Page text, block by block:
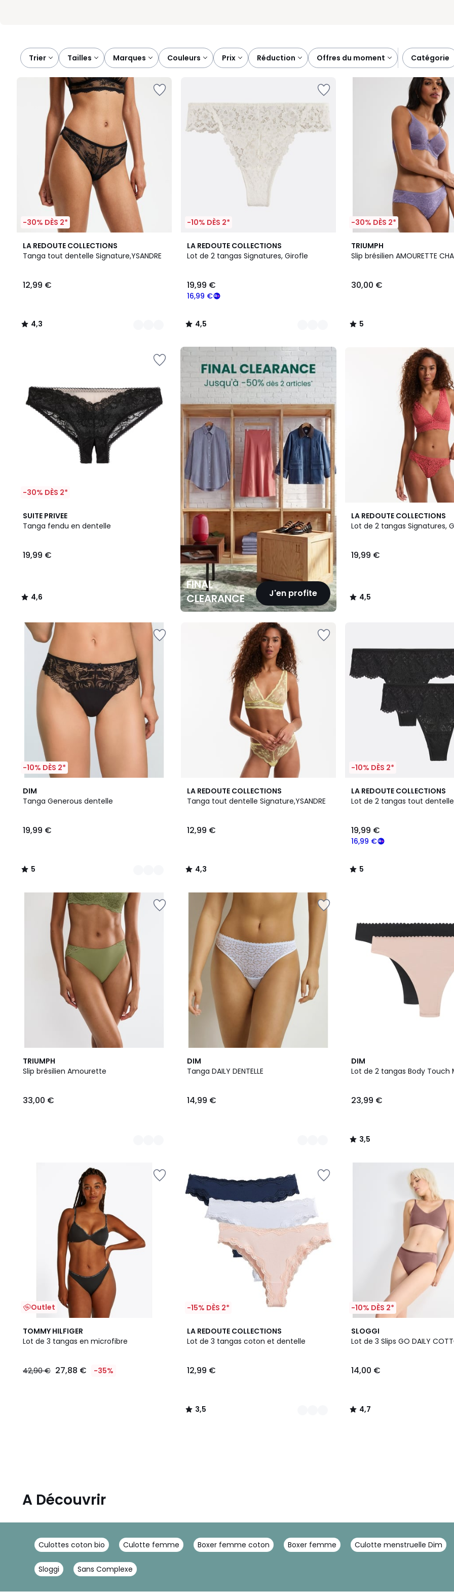
Trier
tailles marques couleurs prix réduction offres du moment catégorie
-30% DÈS 2*
LA REDOUTE COLLECTIONS
Tanga tout dentelle Signature,YSANDRE
€.
12,99 €
4,3
/ 5
3
Couleurs
4,3
/
-10% DÈS 2*
LA REDOUTE COLLECTIONS
Lot de 2 tangas Signatures, Girofle
16,99 €
19,99 €
4,5
/ 5
2
Couleurs
4,5
/
-30% DÈS 2*
TRIUMPH
Slip brésilien AMOURETTE
30,00 €
5
/
5
/
-30% DÈS 2*
SUITE PRIVEE
Tanga fendu en dentelle
19,99 €
4,6
/ 5
4,6
/
FINAL
CLEARANCE
J'en profite
FINAL
CLEARANCE
LA REDOUTE COLLECTIONS
Lot de 2 tangas Signatures,
19,99 €
4,5
/ 5
4,5
/
-10% DÈS 2*
DIM
Tanga Generous dentelle
19,99 €
5
/
3
Couleurs
5
/
LA REDOUTE COLLECTIONS
Tanga tout dentelle Signature,YSANDRE
12,99 €
4,3
/ 5
4,3
/
-10% DÈS 2*
LA REDOUTE COLLECTIONS
Lot de 2 tangas tout
16,99 €
19,99 €
5
/
3
Couleurs
5
/
TRIUMPH
Slip brésilien Amourette
33,00 €
2
Couleurs
DIM
Tanga DAILY DENTELLE
14,99 €
2
Couleurs
DIM
Lot de 2 tangas Body Touch
23,99 €
3,5
/ 5
3,5
/
Outlet
TOMMY HILFIGER
Lot de 3 tangas en microfibre
42,90 € 27,88 € -35%
-15% DÈS 2*
LA REDOUTE COLLECTIONS
Lot de 3 tangas coton et dentelle
12,99 €
3,5
/ 5
2
Couleurs
3,5
/
-10% DÈS 2*
SLOGGI
Lot de 3 Slips GO DAILY
14,00 €
4,7
/ 5
3
Couleurs
4,7
/
A Découvrir
Culottes coton bio Culotte femme Boxer femme coton Boxer femme Culotte menstruelle Dim
Sloggi Sans Complexe